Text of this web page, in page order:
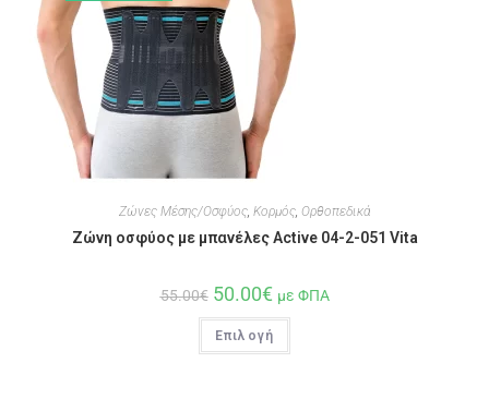
Ζώνες Μέσης/Οσφύος, Κορμός, Ορθοπεδικά
Ζώνη οσφύος με μπανέλες Active 04-2-051 Vita
55.00€ 50.00€ με ΦΠΑ
Επιλογή